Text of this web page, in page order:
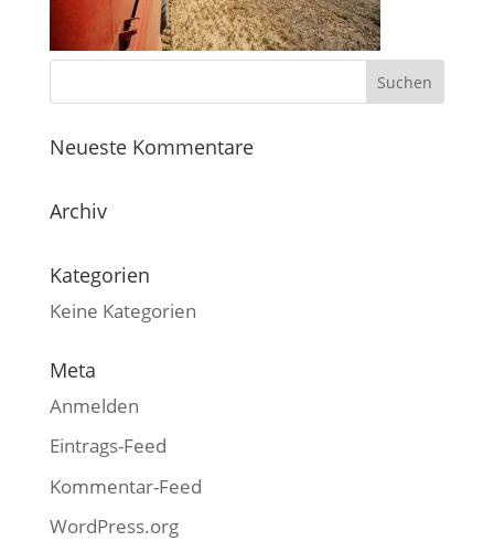
Neueste Kommentare
Archiv
Kategorien
Keine Kategorien
Meta
Anmelden
Eintrags-Feed
Kommentar-Feed
WordPress.org